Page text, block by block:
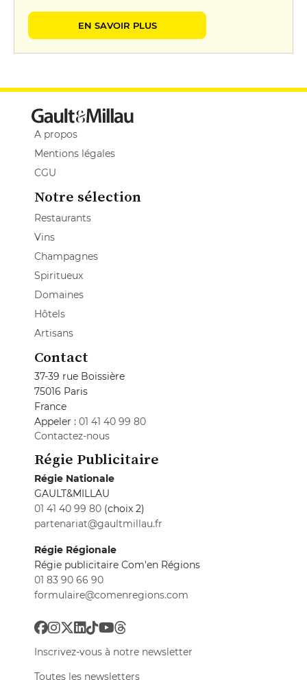
EN SAVOIR PLUS
A propos
Mentions légales
CGU
Notre sélection
Restaurants
Vins
Champagnes
Spiritueux
Domaines
Hôtels
Artisans
Contact
37-39 rue Boissière
75016 Paris
France
Appeler : 01 41 40 99 80
Contactez-nous
Régie Publicitaire
Régie Nationale
GAULT&MILLAU
01 41 40 99 80 (choix 2)
partenariat@gaultmillau.fr
Régie Régionale
Régie publicitaire Com'en Régions
01 83 90 66 90
formulaire@comenregions.com
Inscrivez-vous à notre newsletter
Toutes les newsletters